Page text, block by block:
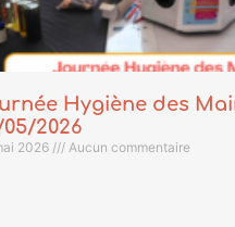
Hygiène des
2026
2026 Aucun commentaire